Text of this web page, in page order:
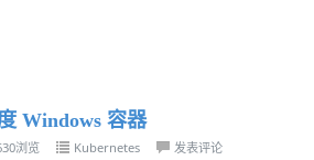
Windows 容器
浏览 Kubernetes 发表评论